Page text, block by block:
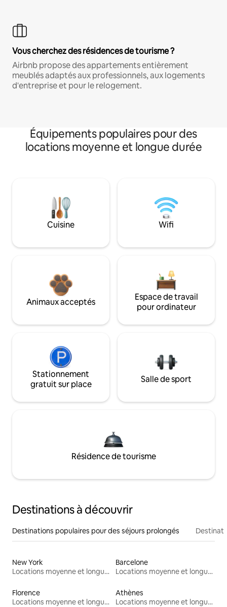
Vous cherchez des résidences de tourisme ?
Airbnb propose des appartements entièrement
meublés adaptés aux professionnels, aux logements
d'entreprise et pour le relogement.
Équipements populaires pour des
locations moyenne et longue durée
Cuisine Wifi
Animaux acceptés
Espace de travail
pour ordinateur
Stationnement
gratuit sur place
Salle de sport
Résidence de tourisme
Destinations à découvrir
Destinations populaires pour des séjours prolongés
New York
Locations moyenne et longue durée
Barcelone
Locations moyenne et longue durée
Florence
Locations moyenne et longue durée
Athènes
Locations moyenne et longue durée